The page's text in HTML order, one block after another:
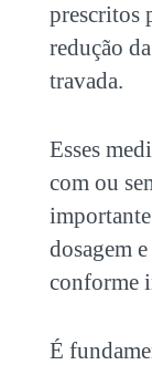
prescritos
redução
travada.
Esses
com ou
dosagem
conforme
É